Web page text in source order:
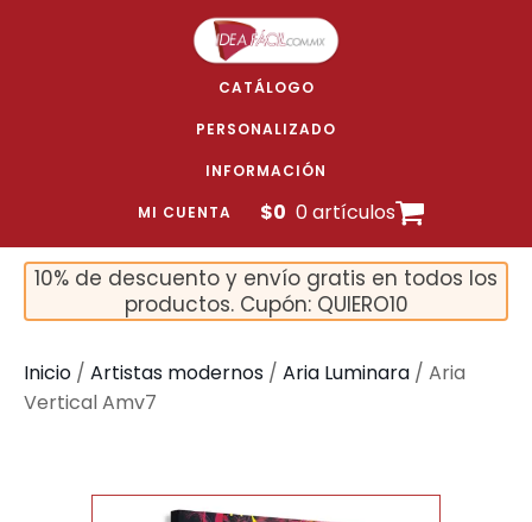
CATÁLOGO
PERSONALIZADO
INFORMACIÓN
MI CUENTA $0 0 artículos
10% de descuento y envío gratis en todos los
productos. Cupón: QUIERO10
Inicio / Artistas modernos / Aria Luminara / Aria
Vertical Amv7